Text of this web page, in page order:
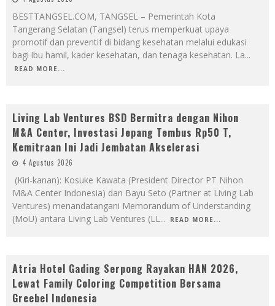
BESTTANGSEL.COM, TANGSEL – Pemerintah Kota
Tangerang Selatan (Tangsel) terus memperkuat upaya
promotif dan preventif di bidang kesehatan melalui edukasi
bagi ibu hamil, kader kesehatan, dan tenaga kesehatan. La...
READ MORE...
Living Lab Ventures BSD Bermitra dengan Nihon
M&A Center, Investasi Jepang Tembus Rp50 T,
Kemitraan Ini Jadi Jembatan Akselerasi
4 Agustus 2026
(Kiri-kanan): Kosuke Kawata (President Director PT Nihon
M&A Center Indonesia) dan Bayu Seto (Partner at Living Lab
Ventures) menandatangani Memorandum of Understanding
(MoU) antara Living Lab Ventures (LL... READ MORE...
Atria Hotel Gading Serpong Rayakan HAN 2026,
Lewat Family Coloring Competition Bersama
Greebel Indonesia